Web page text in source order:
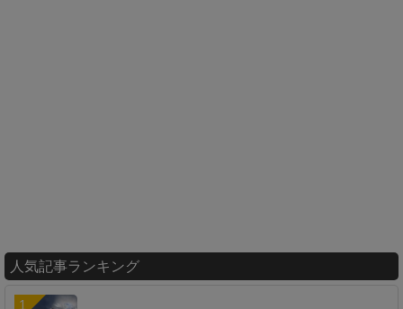
人気記事ランキング